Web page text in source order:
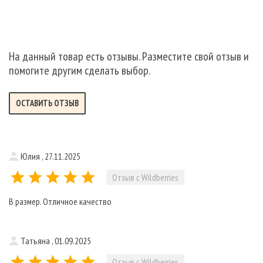
На данный товар есть отзывы. Разместите свой отзыв и
помогите другим сделать выбор.
ОСТАВИТЬ ОТЗЫВ
Юлия , 27.11.2025
Отзыв с Wildberries
В размер. Отличное качество
Татьяна , 01.09.2025